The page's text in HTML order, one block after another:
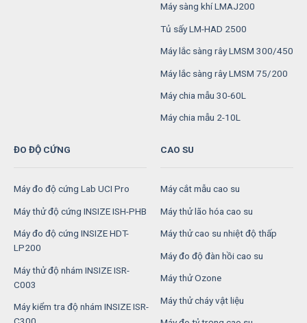
Máy sàng khí LMAJ200
Tủ sấy LM-HAD 2500
Máy lắc sàng rây LMSM 300/450
Máy lắc sàng rây LMSM 75/200
Máy chia mẫu 30-60L
Máy chia mẫu 2-10L
ĐO ĐỘ CỨNG
Máy đo độ cứng Lab UCI Pro
Máy thử độ cứng INSIZE ISH-PHB
Máy đo độ cứng INSIZE HDT-
LP200
Máy thử độ nhám INSIZE ISR-
C003
Máy kiểm tra độ nhám INSIZE ISR-
CAO SU
Máy cắt mẫu cao su
Máy thử lão hóa cao su
Máy thử cao su nhiệt độ thấp
Máy đo độ đàn hồi cao su
Máy thử Ozone
Máy thử cháy vật liệu